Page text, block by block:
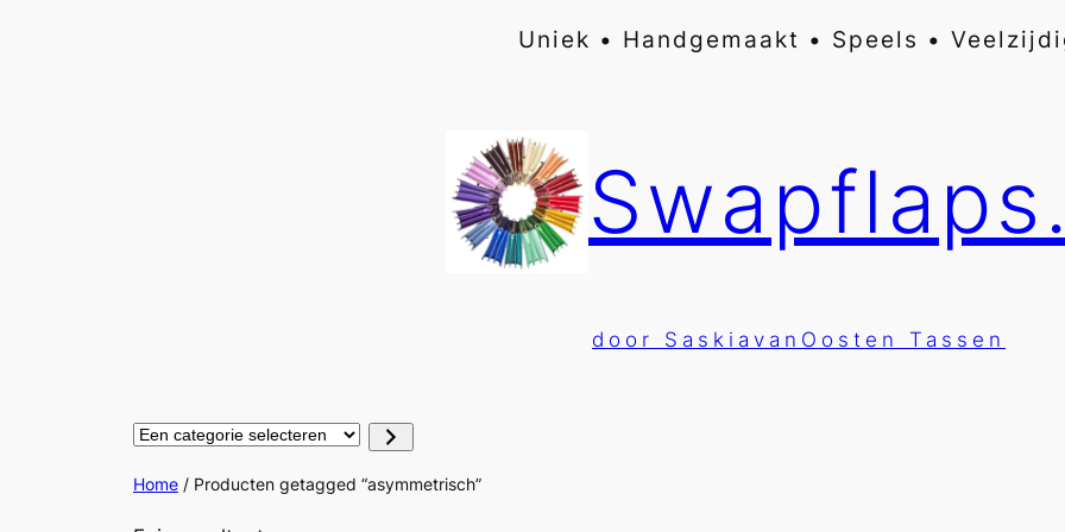
Uniek • Handgemaakt • Speels •
door SaskiavanOosten Tassen
Een
categorie
Home / Producten getagged “asymmetrisch”